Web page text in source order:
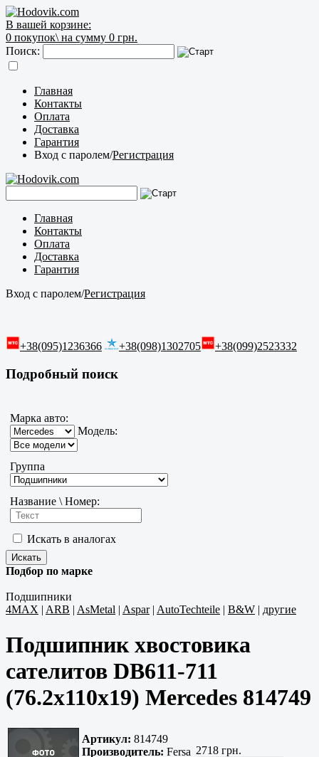
В вашей корзине:
0 покупок\ на сумму 0 грн.
Поиск:
Главная
Контакты
Оплата
Доставка
Гарантия
Вход с паролем/Регистрация
Главная
Контакты
Оплата
Доставка
Гарантия
Вход с паролем/Регистрация
+38(095)1236366 +38(098)1302705 +38(099)2523332
Подробный поиск
Марка авто:
Модель:
Группа
Название \ Номер:
Искать в аналогах
Подбор по марке
Подшипники
4MAX | ARB | AsMetal | Aspar| AutoTechteile | B&W | другие
Подшипник хвостовика
сателитов DB611-711
(76.2x110x19) Mercedes 814749
Артикул: 814749
Производитель: Fersa 2718 грн.